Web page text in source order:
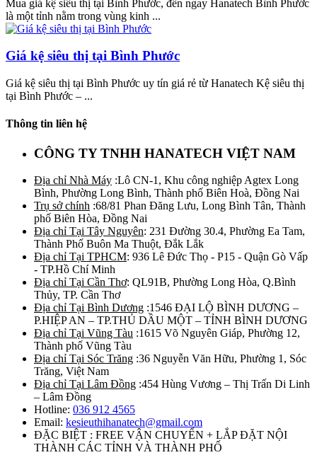
Mua giá kệ siêu thị tại Bình Phước, đến ngay Hanatech Bình Phước
là một tỉnh nằm trong vùng kinh ...
Giá kệ siêu thị tại Bình Phước
Giá kệ siêu thị tại Bình Phước uy tín giá rẻ từ Hanatech Kệ siêu thị
tại Bình Phước – ...
Thông tin liên hệ
CÔNG TY TNHH HANATECH VIỆT NAM
Địa chỉ Nhà Máy :Lô CN-1, Khu công nghiệp Agtex Long
Bình, Phường Long Bình, Thành phố Biên Hoà, Đồng Nai
Trụ sở chính :68/81 Phan Đăng Lưu, Long Bình Tân, Thành
phố Biên Hòa, Đồng Nai
Địa chỉ Tại Tây Nguyên: 231 Đường 30.4, Phường Ea Tam,
Thành Phố Buôn Ma Thuột, Đắk Lắk
Địa chỉ Tại TPHCM: 936 Lê Đức Thọ - P15 - Quận Gò Vấp
- TP.Hồ Chí Minh
Địa chỉ Tại Cần Thơ: QL91B, Phường Long Hòa, Q.Bình
Thủy, TP. Cần Thơ
Địa chỉ Tại Bình Dương :1546 ĐẠI LỘ BÌNH DƯƠNG –
P.HIỆP AN – TP.THỦ DẦU MỘT – TỈNH BÌNH DƯƠNG
Địa chỉ Tại Vũng Tàu :1615 Võ Nguyên Giáp, Phường 12,
Thành phố Vũng Tàu
Địa chỉ Tại Sóc Trăng :36 Nguyễn Văn Hữu, Phường 1, Sóc
Trăng, Việt Nam
Địa chỉ Tại Lâm Đồng :454 Hùng Vương – Thị Trấn Di Linh
– Lâm Đồng
Hotline: 036 912 4565
Email: kesieuthihanatech@gmail.com
ĐẶC BIỆT : FREE VẬN CHUYỂN + LẮP ĐẶT NỘI
THÀNH CÁC TỈNH VÀ THÀNH PHỐ